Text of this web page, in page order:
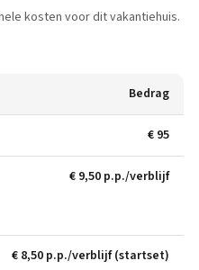
kosten voor dit vakantiehuis.
Bedrag
€ 95
€ 9,50 p.p./verblijf
€ 8,50 p.p./verblijf (startset)